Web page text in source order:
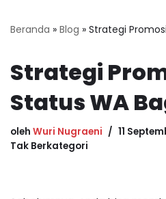
Beranda » Blog » Strategi
Strategi
Status WA
oleh Wuri Nugraeni
11
Tak Berkategori